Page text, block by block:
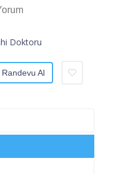
Doktoru
Randevu Al